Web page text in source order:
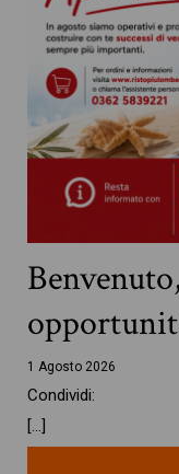
1 Agosto 2026
Condividi:
[…]